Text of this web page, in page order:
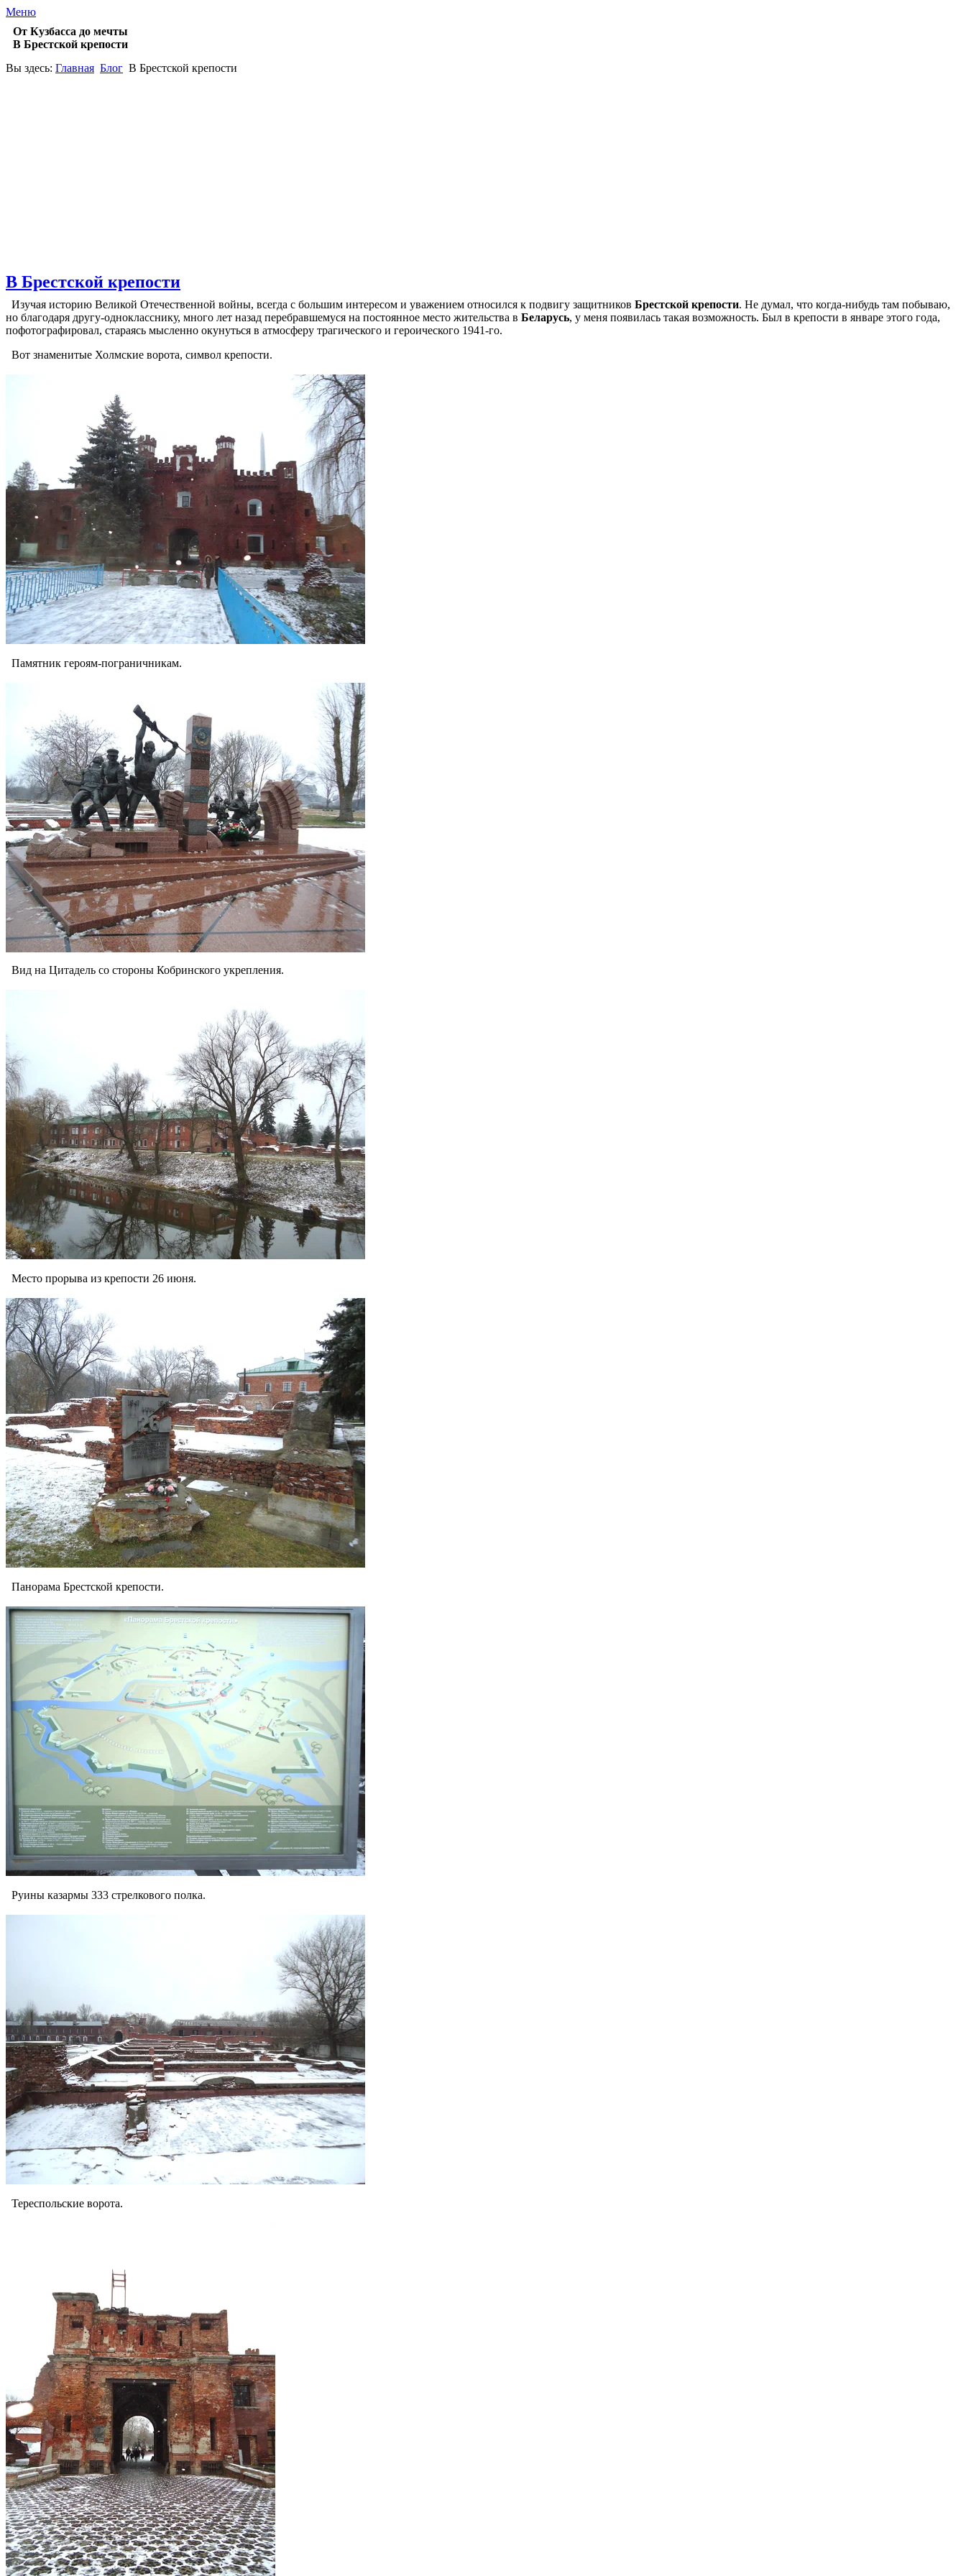
Меню
От Кузбасса до мечты
В Брестской крепости
Вы здесь: Главная Блог В Брестской крепости
В Брестской крепости
Изучая историю Великой Отечественной войны, всегда с большим интересом и уважением относился к подвигу защитников Брестской крепости. Не думал, что когда-нибудь там побываю,
но благодаря другу-однокласснику, много лет назад перебравшемуся на постоянное место жительства в Беларусь, у меня появилась такая возможность. Был в крепости в январе этого года,
пофотографировал, стараясь мысленно окунуться в атмосферу трагического и героического 1941-го.
Вот знаменитые Холмские ворота, символ крепости.
Памятник героям-пограничникам.
Вид на Цитадель со стороны Кобринского укрепления.
Место прорыва из крепости 26 июня.
Панорама Брестской крепости.
Руины казармы 333 стрелкового полка.
Тереспольские ворота.